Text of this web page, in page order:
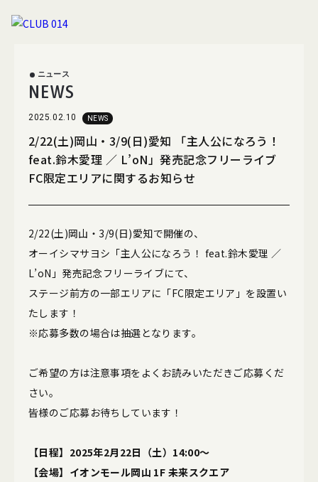
ニュース ムービー
メールマガジン
NEWS
ニュース
2025.02.10 NEWS
2/22(土)岡山・3/9(日)愛知 「主人公になろう！
feat.鈴木愛理 ／ L’oN」発売記念フリーライブ
FC限定エリアに関するお知らせ
2/22(土)岡山・3/9(日)愛知で開催の、
オーイシマサヨシ「主人公になろう！ feat.鈴木愛理 ／
L’oN」発売記念フリーライブにて、
ステージ前方の一部エリアに「FC限定エリア」を設置い
たします！
※応募多数の場合は抽選となります。
ご希望の方は注意事項をよくお読みいただきご応募くだ
さい。
皆様のご応募お待ちしています！
【日程】2025年2月22日（土）14:00～
【会場】イオンモール岡山 1F 未来スクエア